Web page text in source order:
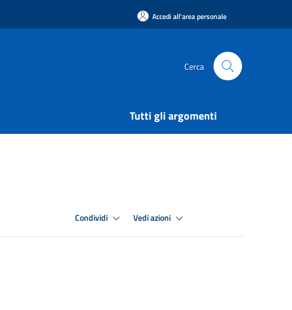
Accedi all'area personale
Cerca
Tutti gli argomenti
Condividi Vedi azioni